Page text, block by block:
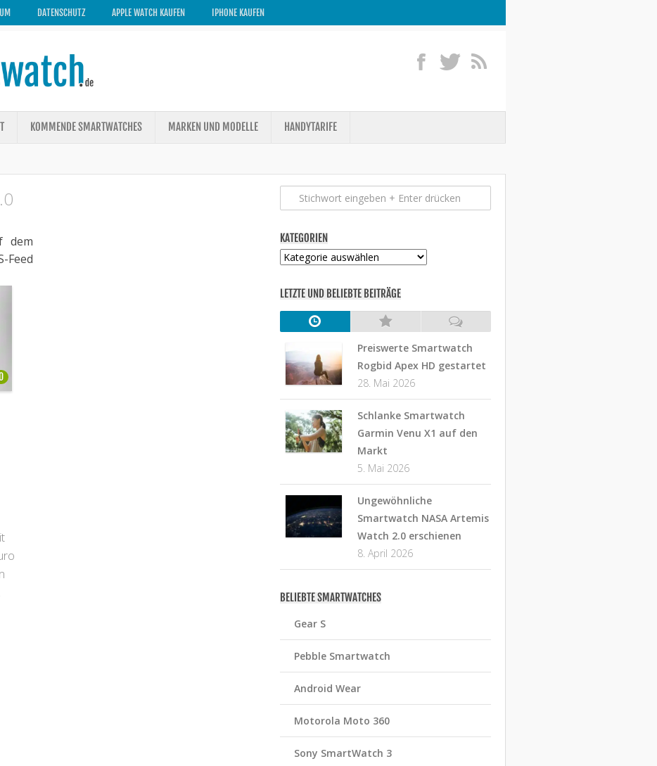
DATENSCHUTZ APPLE WATCH KAUFEN IPHONE KAUFEN
KOMMENDE SMARTWATCHES MARKEN UND MODELLE HANDYTARIFE
dem
Feed
KATEGORIEN
Kategorien
LETZTE UND BELIEBTE BEITRÄGE
Preiswerte Smartwatch
Rogbid Apex HD gestartet
28. Mai 2026
Schlanke Smartwatch
Garmin Venu X1 auf den
Markt
5. Mai 2026
Ungewöhnliche
Smartwatch NASA Artemis
Watch 2.0 erschienen
8. April 2026
BELIEBTE SMARTWATCHES
Gear S
Pebble Smartwatch
Android Wear
Motorola Moto 360
Sony SmartWatch 3